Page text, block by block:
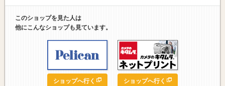
このショップを見た人は
他にこんなショップも見ています。
ショップへ行く ショップへ行く